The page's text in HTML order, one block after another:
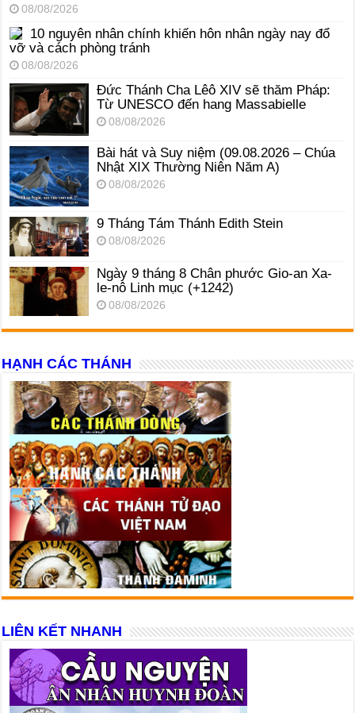
08/08/2026
10 nguyên nhân chính khiến hôn nhân ngày nay đổ
vỡ và cách phòng tránh
08/08/2026
Đức Thánh Cha Lêô XIV sẽ thăm Pháp:
Từ UNESCO đến hang Massabielle
08/08/2026
Bài hát và Suy niệm (09.08.2026 – Chúa
Nhật XIX Thường Niên Năm A)
08/08/2026
9 Tháng Tám Thánh Edith Stein
08/08/2026
Ngày 9 tháng 8 Chân phước Gio-an Xa-
le-nô Linh mục (+1242)
08/08/2026
HẠNH CÁC THÁNH
LIÊN KẾT NHANH